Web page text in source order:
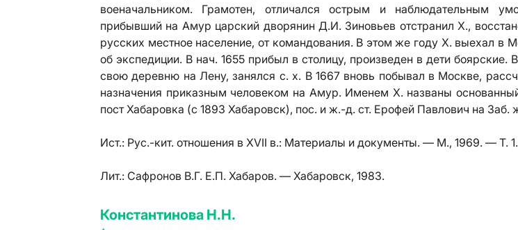
военачальником. Грамотен, отличался острым и наблюдательным
прибывший на Амур царский дворянин Д.И. Зиновьев отстранил Х.,
русских местное население, от командования. В этом же году Х. выехал в
об экспедиции. В нач. 1655 прибыл в столицу, произведен в дети боярские.
свою деревню на Лену, занялся с. х. В 1667 вновь побывал в Москве,
назначения приказным человеком на Амур. Именем Х. названы
пост Хабаровка (с 1893 Хабаровск), пос. и ж.-д. ст. Ерофей Павлович на Заб.
Ист.: Рус.-кит. отношения в XVII в.: Материалы и документы. — М., 1969. — Т. 1.
Лит.: Сафронов В.Г. Е.П. Хабаров. — Хабаровск, 1983.
Константинова Н.Н.